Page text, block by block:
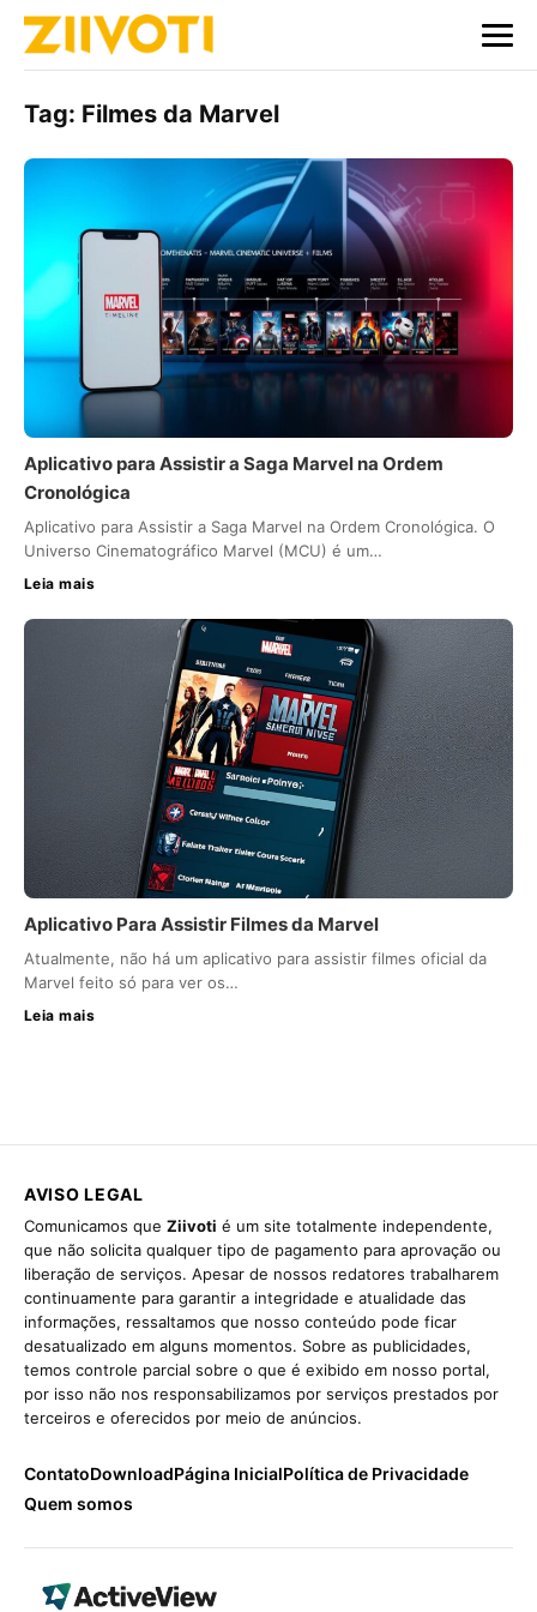
Tag: Filmes da Marvel
Aplicativo para Assistir a Saga Marvel na Ordem
Cronológica
Aplicativo para Assistir a Saga Marvel na Ordem Cronológica. O
Universo Cinematográfico Marvel (MCU) é um…
Leia mais
Aplicativo Para Assistir Filmes da Marvel
Atualmente, não há um aplicativo para assistir filmes oficial da
Marvel feito só para ver os…
Leia mais
AVISO LEGAL
Comunicamos que Ziivoti é um site totalmente independente,
que não solicita qualquer tipo de pagamento para aprovação ou
liberação de serviços. Apesar de nossos redatores trabalharem
continuamente para garantir a integridade e atualidade das
informações, ressaltamos que nosso conteúdo pode ficar
desatualizado em alguns momentos. Sobre as publicidades,
temos controle parcial sobre o que é exibido em nosso portal,
por isso não nos responsabilizamos por serviços prestados por
terceiros e oferecidos por meio de anúncios.
ContatoDownloadPágina InicialPolítica de Privacidade
Quem somos